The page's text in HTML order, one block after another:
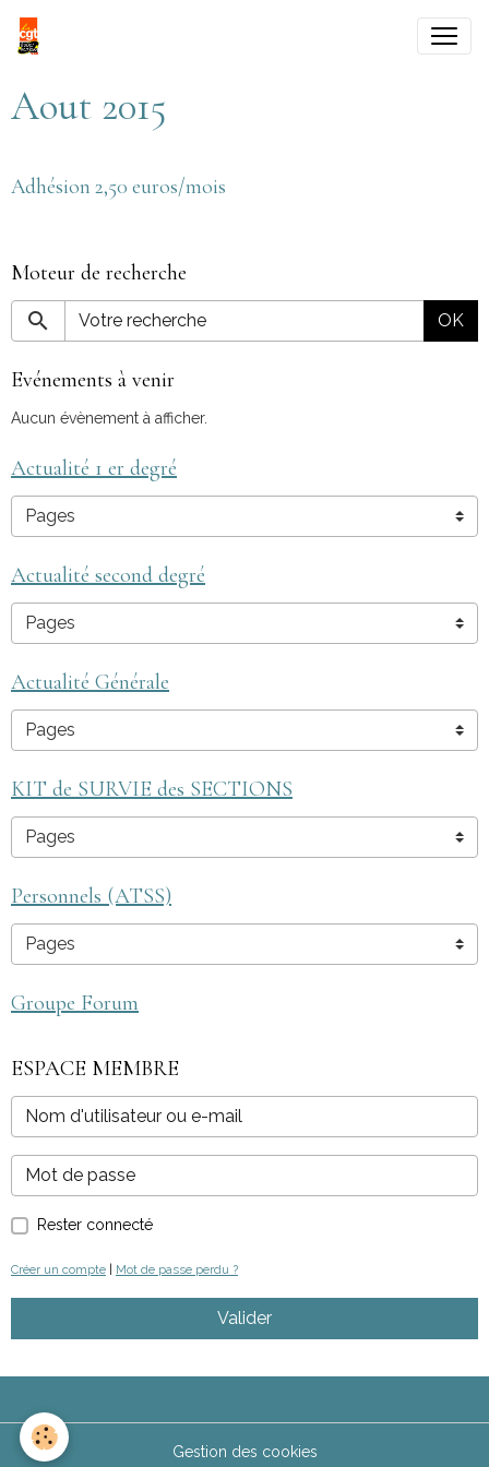
Aout 2015
Adhésion 2,50 euros/mois
Moteur de recherche
OK
Evénements à venir
Aucun évènement à afficher.
Actualité 1 er degré
Actualité second degré
Actualité Générale
KIT de SURVIE des SECTIONS
Personnels (ATSS)
Groupe Forum
ESPACE MEMBRE
Rester connecté
Créer un compte Mot de passe perdu ?
Valider
Gestion des cookies